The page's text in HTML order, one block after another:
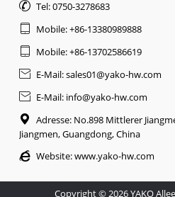
 Tel: 0750-3278683
 Mobile: +86-13380989888
 Mobile: +86-13702586619
 E-Mail: sales01@yako-hw.com
 E-Mail: info@yako-hw.com

Adresse: No.898 Mittlerer
Jiangmen, Guangdong, China
 Website:www.yako-hw.com
Copyright © 2026 YAKO